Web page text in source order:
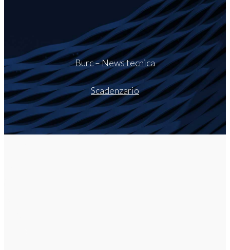
Burc–News tecnica
Scadenzario